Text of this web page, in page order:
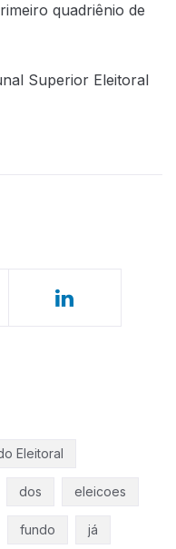
quadriênio de
Superior Eleitoral
Eleitoral
dos eleicoes
fundo já